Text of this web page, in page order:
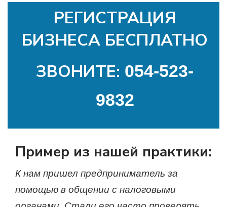
РЕГИСТРАЦИЯ
БИЗНЕСА БЕСПЛАТНО
ЗВОНИТЕ: 054-523-
9832
Пример из нашей практики:
К нам пришел предприниматель за
помощью в общении с налоговыми